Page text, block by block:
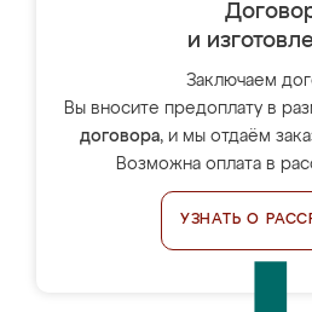
и
Заключаем
Вы вносите предоплату в
договора, и мы отдаём
Возможна оплата в
УЗНАТЬ О